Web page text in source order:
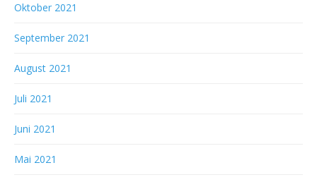
Oktober 2021
September 2021
August 2021
Juli 2021
Juni 2021
Mai 2021